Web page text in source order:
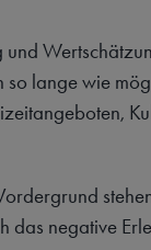
so lange wie
negative